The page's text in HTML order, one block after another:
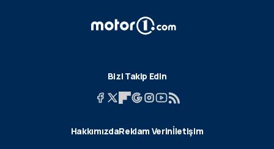
Bizi Takip Edin
HakkımızdaReklam Verinİletişim